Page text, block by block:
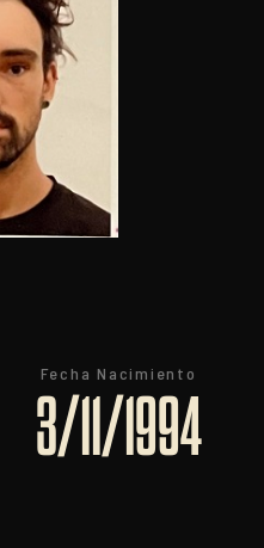
Fecha Nacimiento
3/11/1994